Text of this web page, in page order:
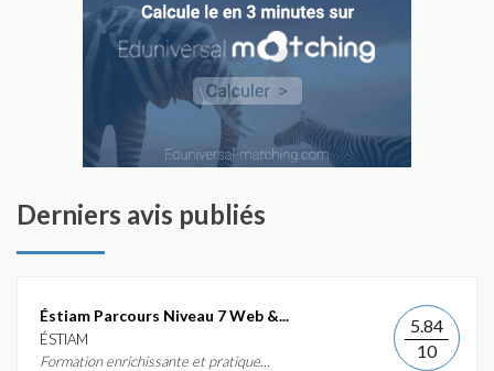
Derniers avis publiés
Éstiam Parcours Niveau 7 Web &...
ÉSTIAM
Formation enrichissante et pratique...
5.84
10